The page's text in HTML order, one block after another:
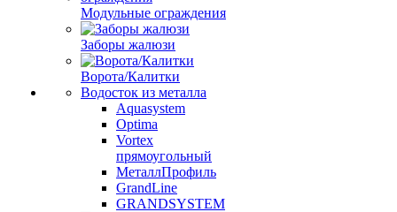
Модульные ограждения
Заборы жалюзи
Ворота/Калитки
Водосток из металла
Aquasystem
Optima
Vortex
прямоугольный
МеталлПрофиль
GrandLine
GRANDSYSTEM